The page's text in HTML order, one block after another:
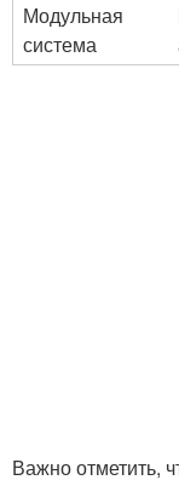
Модульная
система
Важно отметить,